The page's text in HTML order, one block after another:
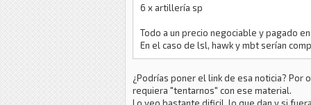
6 x artillería sp
Todo a un precio negociable y pagado
En el caso de lsl, hawk y mbt serían
¿Podrías poner el link de esa noticia? Por
requiera "tentarnos" con ese material.